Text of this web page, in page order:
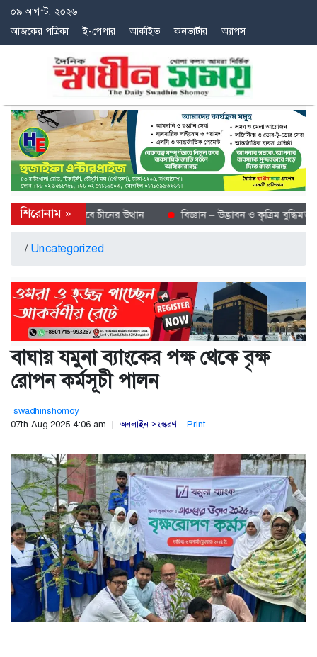
০৯ আগস্ট, ২০২৬
আজকের পত্রিকা
ই-পেপার আর্কাইভ কনভার্টার অ্যাপস
শীতল গন্তব্য হিসেবে চীনের উত্থান বিজ্ঞান – উদ্ভাবন ও কৃত্রিম বুদ্ধিমত্তায়
/Uncategorized
বাঘায় যমুনা ব্যাংকের পক্ষ থেকে বৃক্ষ
রোপন কর্মসূচী পালন
swadhinshomoy
07th Aug 2025 4:06 am | অনলাইন সংস্করণ Print